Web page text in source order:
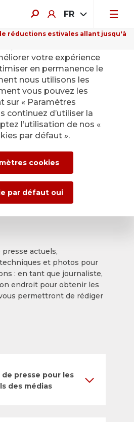
FR
réductions estivales allant jusqu'à
presse
pour les
et les
de
actuels,
et photos pour
: en tant que journaliste,
endroit pour obtenir les
permettront de rédiger
presse pour les
des médias
nous utilisons des
votre expérience
en permanence le
nous utilisons les
vous pouvez les
sur « Paramètres
continuez d’utiliser la
l’utilisation de nos «
par défaut ».
cookies
par défaut oui